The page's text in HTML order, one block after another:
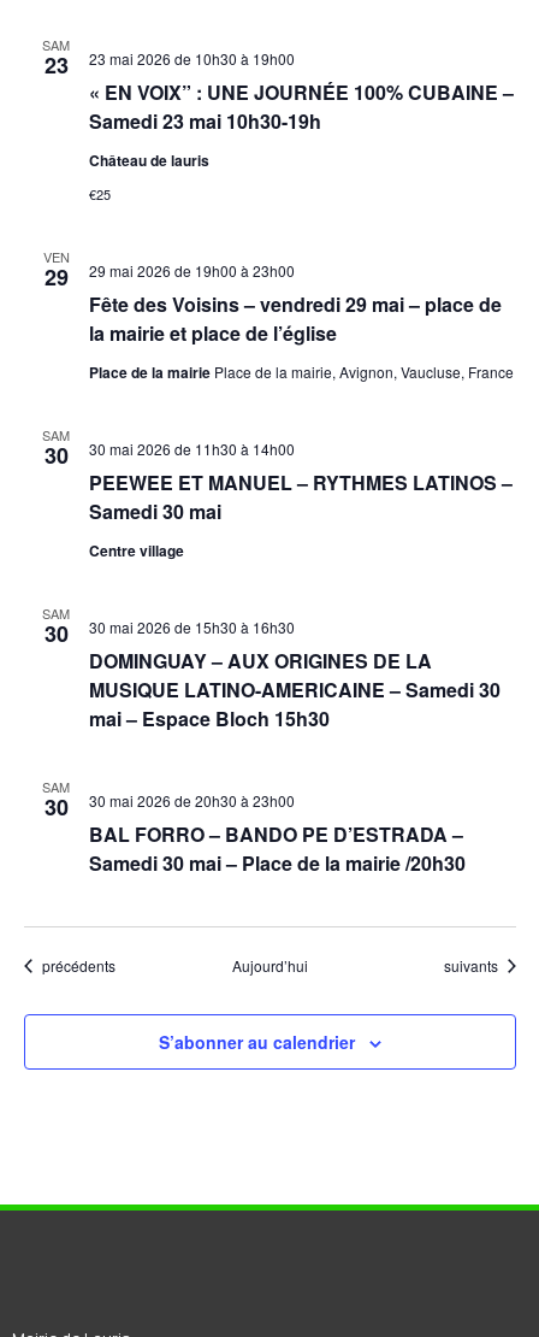
SAM
23
« EN VOIX” : UNE JOURNÉE 100% CUBAINE –
Samedi 23 mai 10h30-19h
23 mai 2026 de 10h30 à 19h00
Château de lauris
€25
VEN
29
Fête des Voisins – vendredi 29 mai – place de
la mairie et place de l’église
29 mai 2026 de 19h00 à 23h00
Place de la mairie Place de la mairie, Avignon, Vaucluse, France
SAM
30
PEEWEE ET MANUEL – RYTHMES LATINOS –
Samedi 30 mai
30 mai 2026 de 11h30 à 14h00
Centre village
SAM
30
DOMINGUAY – AUX ORIGINES DE LA
MUSIQUE LATINO-AMERICAINE – Samedi 30
mai – Espace Bloch 15h30
30 mai 2026 de 15h30 à 16h30
SAM
30
BAL FORRO – BANDO PE D’ESTRADA –
Samedi 30 mai – Place de la mairie /20h30
30 mai 2026 de 20h30 à 23h00
Évènements
précédents Aujourd’hui Évènements
suivants
S’abonner au calendrier